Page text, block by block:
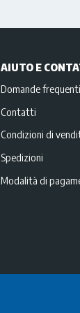
AIUTO E
Domande frequenti
Contatti
Condizioni di
Spedizioni
Modalità di